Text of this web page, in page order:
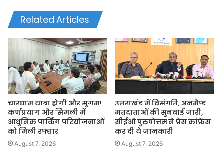
Related Articles
चारधाम यात्रा होगी और सुगम!
कर्णप्रयाग और सिमली में
आधुनिक पार्किंग परियोजनाओं
को मिली रफ्तार
August 7, 2026
उत्तराखंड में विसंगति, अनमैप्ड
मतदाताओं की सुनवाई जारी,
सीईओ पुरुषोत्तम ने प्रेस कांफ्रेंस
कर दी ये जानकारी
August 7, 2026